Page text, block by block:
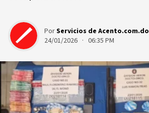
PorServicios de Acento.com.do
24/01/2026 · 06:35 PM